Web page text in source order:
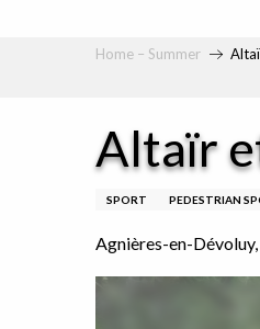
Home – Summer
Altaïr
SPORT PEDESTRIAN
Agnières-en-